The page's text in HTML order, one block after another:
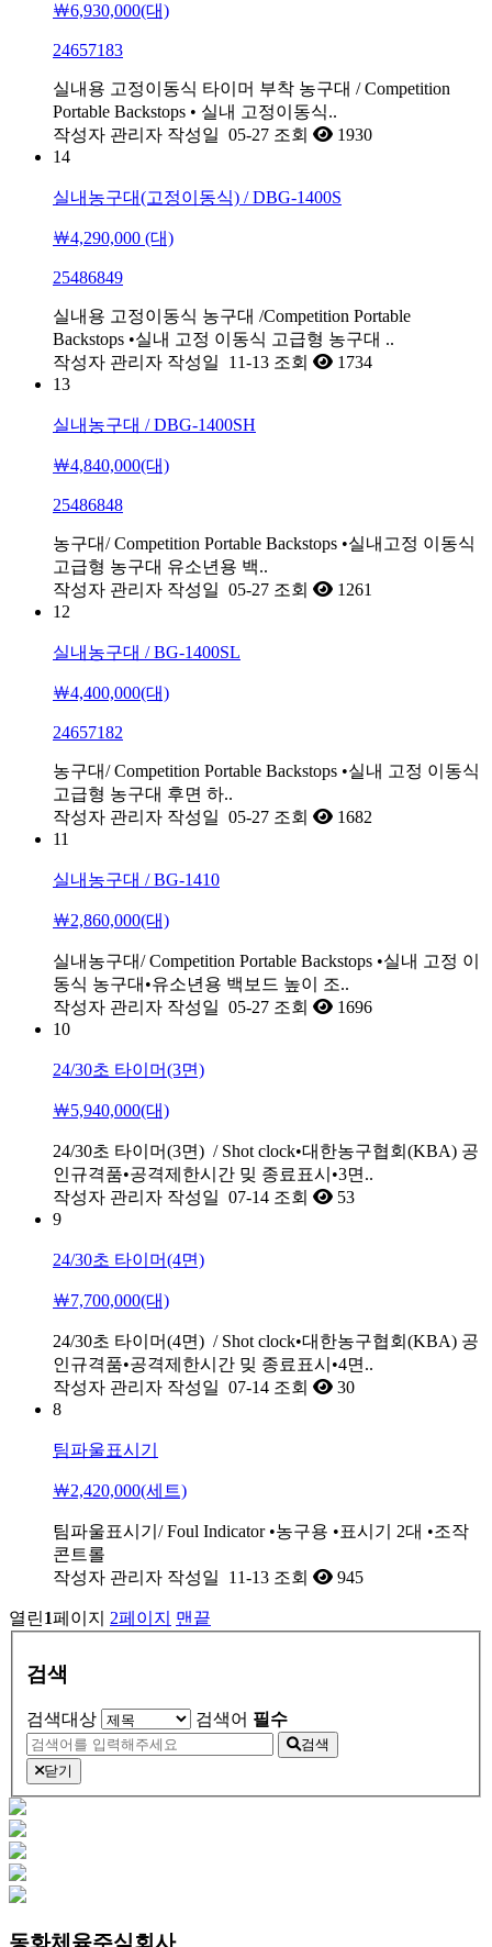
￦6,930,000(대)
24657183
실내용 고정이동식 타이머 부착 농구대 / Competition
Portable Backstops • 실내 고정이동식..
작성자 관리자 작성일 05-27 조회
1930
14
실내농구대(고정이동식) / DBG-1400S
￦4,290,000 (대)
25486849
실내용 고정이동식 농구대 /Competition Portable
Backstops •실내 고정 이동식 고급형 농구대 ..
작성자 관리자 작성일 11-13 조회
1734
13
실내농구대 / DBG-1400SH
￦4,840,000(대)
25486848
농구대/ Competition Portable Backstops •실내고정 이동식
고급형 농구대 유소년용 백..
작성자 관리자 작성일 05-27 조회
1261
12
실내농구대 / BG-1400SL
￦4,400,000(대)
24657182
농구대/ Competition Portable Backstops •실내 고정 이동식
고급형 농구대 후면 하..
작성자 관리자 작성일 05-27 조회
1682
11
실내농구대 / BG-1410
￦2,860,000(대)
실내농구대/ Competition Portable Backstops •실내 고정 이
동식 농구대•유소년용 백보드 높이 조..
작성자 관리자 작성일 05-27 조회
1696
10
24/30초 타이머(3면)
￦5,940,000(대)
24/30초 타이머(3면) / Shot clock•대한농구협회(KBA) 공
인규격품•공격제한시간 밎 종료표시•3면..
작성자 관리자 작성일 07-14 조회
53
9
24/30초 타이머(4면)
￦7,700,000(대)
24/30초 타이머(4면) / Shot clock•대한농구협회(KBA) 공
인규격품•공격제한시간 밎 종료표시•4면..
작성자 관리자 작성일 07-14 조회
30
8
팀파울표시기
￦2,420,000(세트)
팀파울표시기/ Foul Indicator •농구용 •표시기 2대 •조작
콘트롤
작성자 관리자 작성일 11-13 조회 945
열린1페이지 2페이지 맨끝
검색
검색대상 검색어 필수
검색
닫기
동화체육주식회사